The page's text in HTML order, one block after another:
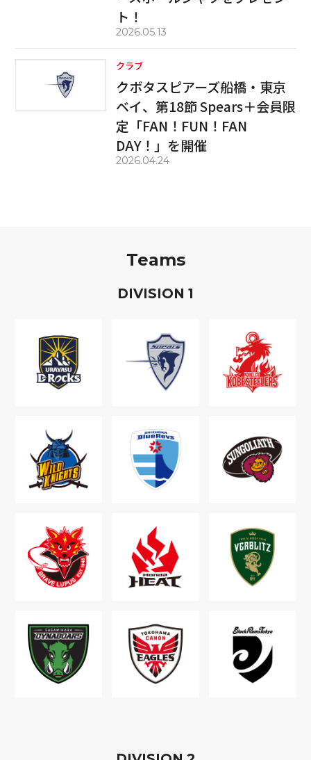
ト！
2026.05.13
クラブ
クボタスピアーズ船橋・東京
ベイ、第18節 Spears＋会員限
定「FAN！FUN！FAN
DAY！」を開催
2026.04.24
Teams
DIVISION 1